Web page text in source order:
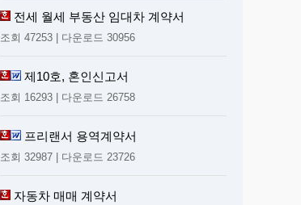
전세 월세 부동산 임대차 계약서
조회 47253 | 다운로드 30956
제10호, 혼인신고서
조회 16293 | 다운로드 26758
프리랜서 용역계약서
조회 32987 | 다운로드 23726
자동차 매매 계약서